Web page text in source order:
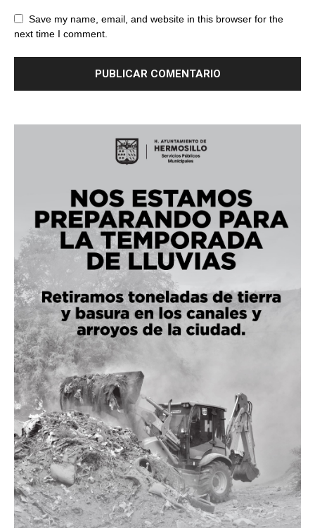
Save my name, email, and website in this browser for the
next time I comment.